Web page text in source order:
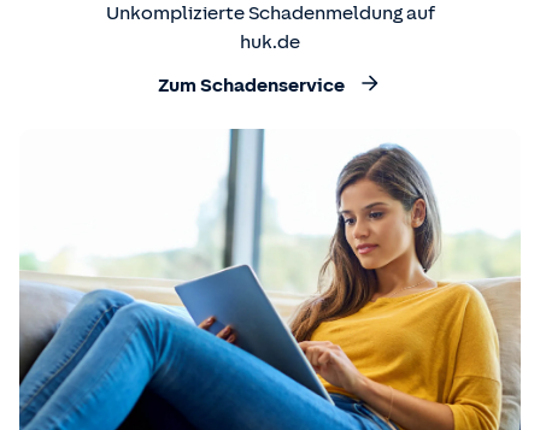
Unkomplizierte Schadenmeldung auf
huk.de
Zum Schadenservice